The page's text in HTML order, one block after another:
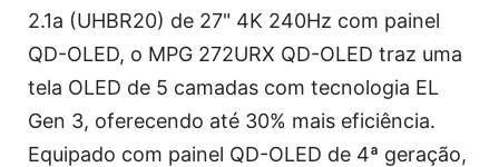
2.1a (UHBR20) de 27" 4K 240Hz com painel
QD-OLED, o MPG 272URX QD-OLED traz uma
tela OLED de 5 camadas com tecnologia EL
Gen 3, oferecendo até 30% mais eficiência.
Equipado com painel QD-OLED de 4ª geração,